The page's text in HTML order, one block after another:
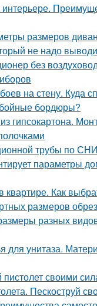
размеров
не надо
без
на стену. Куда
бордюры?
гипсокартона.
трубы по
параметры
квартире. Как
размеров
разных
для унитаза.
своими
Пескоструй